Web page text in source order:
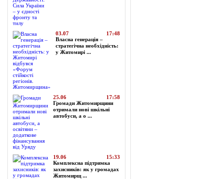
03.07
17:48
Власна генерація –
стратегічна необхідність:
у Житомирі ...
25.06
17:58
Громади Житомирщини
отримали нові шкільні
автобуси, а о ...
19.06
15:33
Комплексна підтримка
захисників: як у громадах
Житомирщ ...